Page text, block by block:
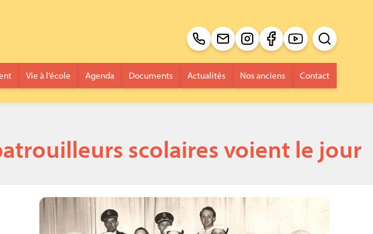
Recherche
Envoi
Vie à l’école Agenda Documents Actualités Nos anciens Contact
scolaires voient le jour